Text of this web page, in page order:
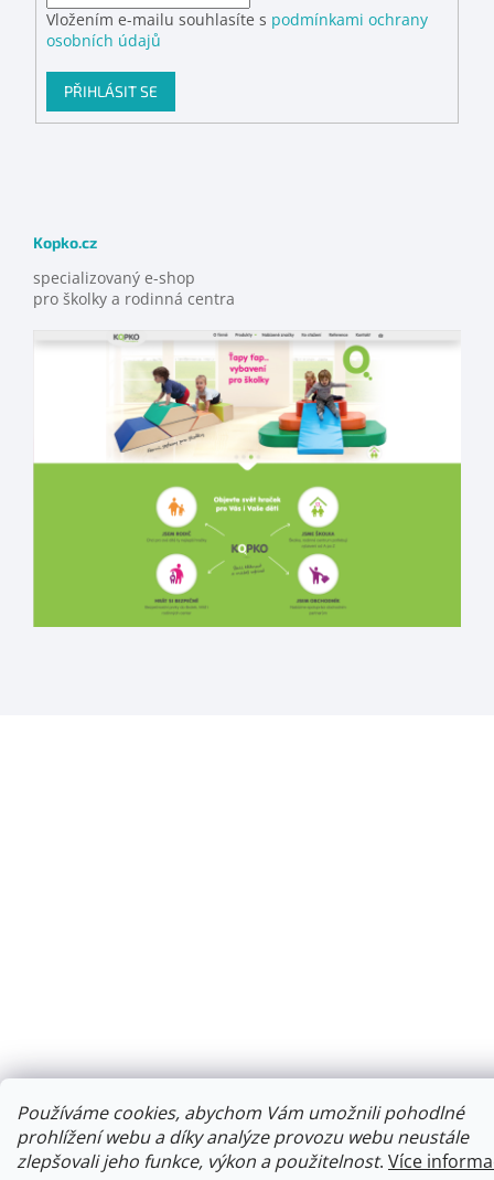
Používáme cookies, abychom Vám umožnili pohodlné
prohlížení webu a díky analýze provozu webu neustále
zlepšovali jeho funkce, výkon a použitelnost. Více
Vložením e-mailu souhlasíte s podmínkami ochrany
osobních údajů
PŘIHLÁSIT SE
Kopko.cz
specializovaný e-shop
pro školky a rodinná centra